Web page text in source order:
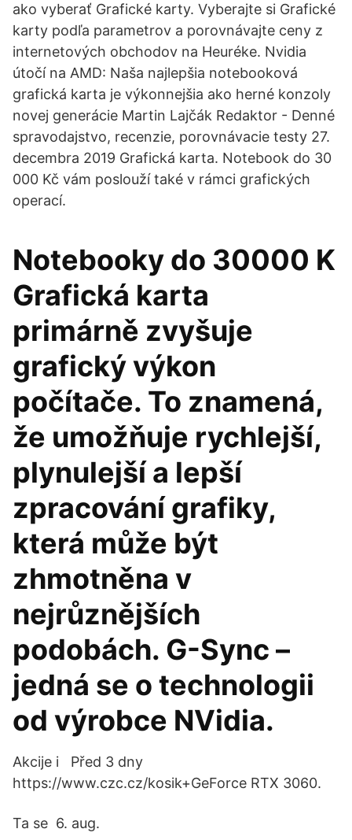
ako vyberať Grafické karty. Vyberajte si Grafické
karty podľa parametrov a porovnávajte ceny z
internetových obchodov na Heuréke. Nvidia
útočí na AMD: Naša najlepšia notebooková
grafická karta je výkonnejšia ako herné konzoly
novej generácie Martin Lajčák Redaktor - Denné
spravodajstvo, recenzie, porovnávacie testy 27.
decembra 2019 Grafická karta. Notebook do 30
000 Kč vám poslouží také v rámci grafických
operací.
Notebooky do 30000 K
Grafická karta
primárně zvyšuje
grafický výkon
počítače. To znamená,
že umožňuje rychlejší,
plynulejší a lepší
zpracování grafiky,
která může být
zhmotněna v
nejrůznějších
podobách. G-Sync –
jedná se o technologii
od výrobce NVidia.
Akcije i Před 3 dny
https://www.czc.cz/kosik+GeForce RTX 3060.
Ta se 6. aug.